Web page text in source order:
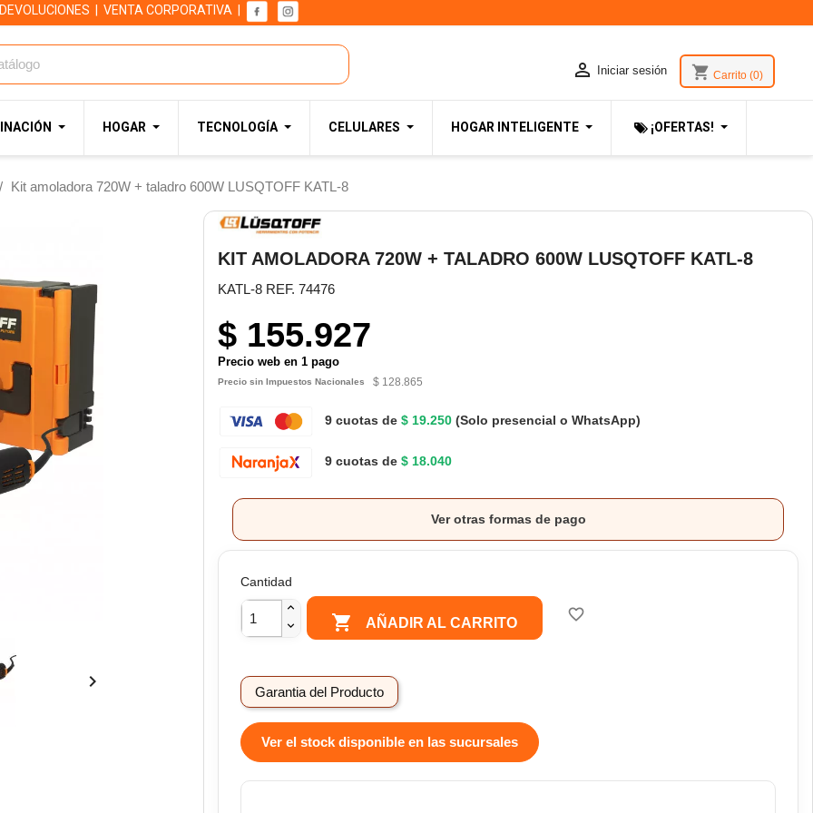
VENTA CORPORATIVA
 Iniciar sesión shopping_cart Carrito (0)
HOGAR TECNOLOGÍA CELULARES HOGAR INTELIGENTE ¡OFERTAS!
Kit amoladora 720W + taladro 600W LUSQTOFF KATL-8

KIT AMOLADORA 720W + TALADRO 600W LUSQTOFF KATL-8
KATL-8 REF. 74476
$ 155.927
Precio web en 1 pago
Precio sin Impuestos Nacionales $ 128.865
9 cuotas de $ 19.250(Solo presencial o WhatsApp)
9 cuotas de $ 18.040
Ver otras formas de pago
Cantidad
 AÑADIR AL CARRITO favorite_border
Garantia del Producto
Ver el stock disponible en las sucursales